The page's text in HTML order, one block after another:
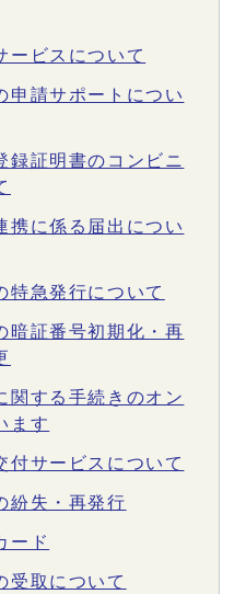
ービスについて
申請サポートについ
録証明書のコンビニ
携に係る届出につい
特急発行について
暗証番号初期化・再
関する手続きのオン
ます
付サービスについて
紛失・再発行
ード
受取について